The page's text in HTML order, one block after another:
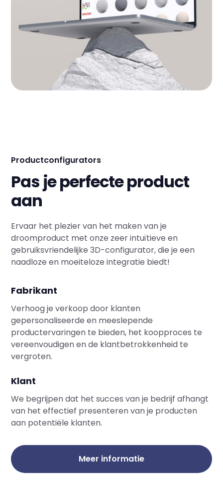
Productconfigurators
Pas je perfecte product
aan
Ervaar het plezier van het maken van je
droomproduct met onze zeer intuïtieve en
gebruiksvriendelijke 3D-configurator, die je een
naadloze en moeiteloze integratie biedt!
Fabrikant
Verhoog je verkoop door klanten
gepersonaliseerde en meeslepende
productervaringen te bieden, het koopproces te
vereenvoudigen en de klantbetrokkenheid te
vergroten.
Klant
We begrijpen dat het succes van je bedrijf afhangt
van het effectief presenteren van je producten
aan potentiële klanten.
Meer informatie